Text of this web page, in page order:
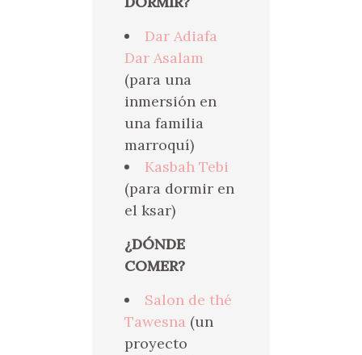
Dar Adiafa
Dar Asalam
(para una
inmersión en
una familia
marroquí)
Kasbah Tebi
(para dormir en
el ksar)
¿DÓNDE
COMER?
Salon de thé
Tawesna (un
proyecto